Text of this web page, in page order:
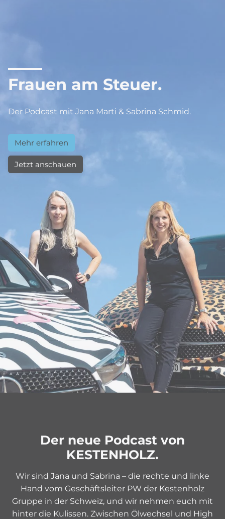
Frauen am Steuer.
Der Podcast mit Jana Marti & Sabrina Schmid.
Mehr erfahren
Jetzt anschauen
Der neue Podcast von
KESTENHOLZ.
Wir sind Jana und Sabrina – die rechte und linke
Hand vom Geschäftsleiter PW der Kestenholz
Gruppe in der Schweiz, und wir nehmen euch mit
hinter die Kulissen. Zwischen Ölwechsel und High